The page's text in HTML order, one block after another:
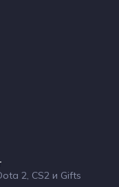
2, CS2 и Gifts